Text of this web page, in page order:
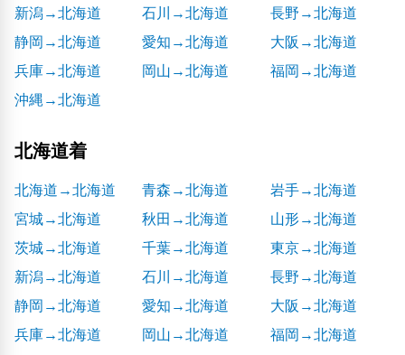
新潟→北海道
石川→北海道
長野→北海道
静岡→北海道
愛知→北海道
大阪→北海道
兵庫→北海道
岡山→北海道
福岡→北海道
沖縄→北海道
北海道着
北海道→北海道 青森→北海道
岩手→北海道
宮城→北海道
秋田→北海道
山形→北海道
茨城→北海道
千葉→北海道
東京→北海道
新潟→北海道
石川→北海道
長野→北海道
静岡→北海道
愛知→北海道
大阪→北海道
兵庫→北海道
岡山→北海道
福岡→北海道